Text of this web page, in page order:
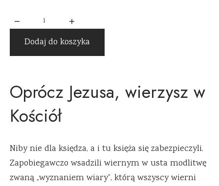
Dodaj do koszyka
Oprócz Jezusa, wierzysz w
Kościół
Niby nie dla księdza, a i tu księża się zabezpieczyli.
Zapobiegawczo wsadzili wiernym w usta modlitwę
zwaną „wyznaniem wiary”, którą wszyscy wierni